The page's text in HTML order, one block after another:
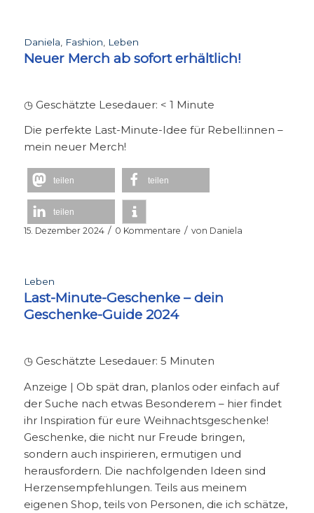
Daniela Fashion Leben
Neuer Merch ab sofort erhältlich!
◷ Geschätzte Lesedauer: < 1 Minute
Die perfekte Last-Minute-Idee für Rebell:innen –
mein neuer Merch!
teilen teilen
teilen
15. Dezember 2024 / 0 Kommentare / von Daniela
Leben
Last-Minute-Geschenke – dein
Geschenke-Guide 2024
◷ Geschätzte Lesedauer: 5 Minuten
Anzeige | Ob spät dran, planlos oder einfach auf
der Suche nach etwas Besonderem – hier findet
ihr Inspiration für eure Weihnachtsgeschenke!
Geschenke, die nicht nur Freude bringen,
sondern auch inspirieren, ermutigen und
herausfordern. Die nachfolgenden Ideen sind
Herzensempfehlungen. Teils aus meinem
eigenen Shop, teils von Personen, die ich schätze,